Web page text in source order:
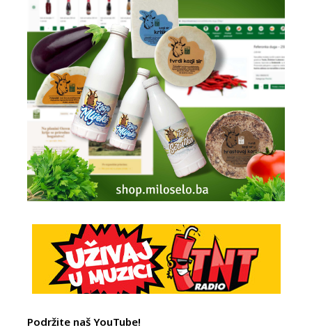
Podržite naš YouTube!